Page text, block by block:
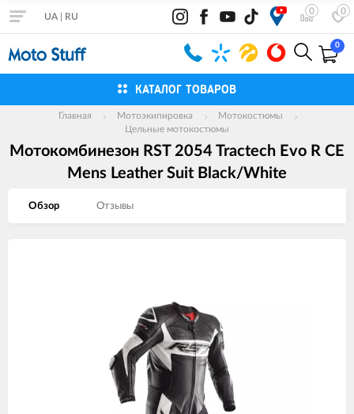
0 0
UA RU
0
КАТАЛОГ ТОВАРОВ
Главная Мотоэкипировка
Мотокостюмы
Цельные мотокостюмы
Мотокомбинезон RST 2054 Tractech Evo R CE
Mens Leather Suit Black/White
Обзор Отзывы